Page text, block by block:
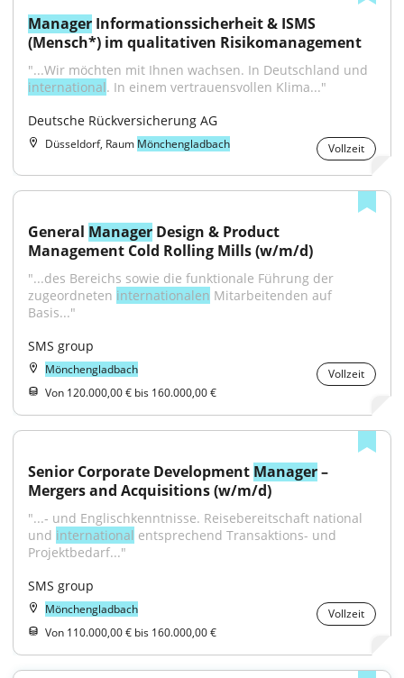
Manager Informationssicherheit & ISMS
(Mensch*) im qualitativen Risikomanagement
international. In einem vertrauensvollen Klima..."
Deutsche Rückversicherung AG
Düsseldorf, Raum Mönchengladbach Vollzeit
General Manager Design & Product
Management Cold Rolling Mills (w/m/d)
"...des Bereichs sowie die funktionale Führung der
zugeordneten internationalen Mitarbeitenden auf
Basis..."
SMS group
Mönchengladbach
Vollzeit
Von 120.000,00 € bis 160.000,00 €
Senior Corporate Development Manager –
Mergers and Acquisitions (w/m/d)
"...‑ und Englischkenntnisse. Reisebereitschaft national
und international entsprechend Transaktions- und
Projektbedarf..."
SMS group
Mönchengladbach
Vollzeit
Von 110.000,00 € bis 160.000,00 €